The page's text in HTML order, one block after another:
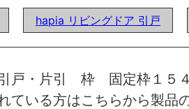
hapia リビングドア 引戸
戸・片引 枠 固定枠１
ている方はこちらから製品